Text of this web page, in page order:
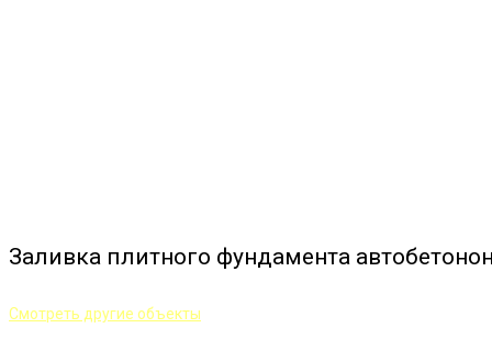
Заливка плитного фундамента
Смотреть другие объекты